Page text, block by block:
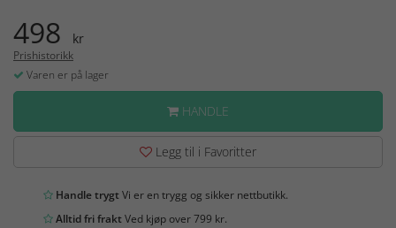
498 kr
Prishistorikk
Varen er på lager
HANDLE
Legg til i Favoritter
Handle trygtVi er en trygg og sikker nettbutikk.
Alltid fri fraktVed kjøp over 799 kr.